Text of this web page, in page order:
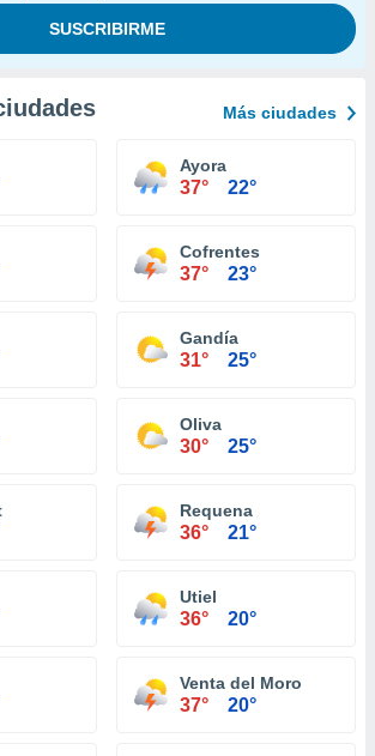
Más ciudades
Ayora
37° 22°
Cofrentes
37° 23°
Gandía
31° 25°
Oliva
30° 25°
Requena
36° 21°
Utiel
36° 20°
Venta del Moro
37° 20°